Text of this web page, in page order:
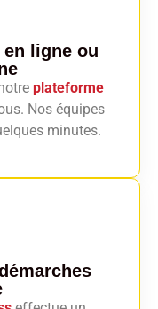
en ligne ou
plateforme
Nos équipes
minutes.